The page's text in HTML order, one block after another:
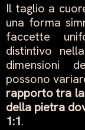
Il taglio a
una forma
faccette
distintivo
dimensioni
possono
rapporto tra la
della pietra
1:1.